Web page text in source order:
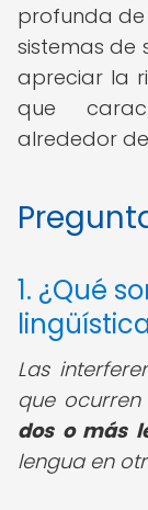
profunda de
sistemas de
apreciar la
que
alrededor
1. ¿Qué
Las
que
dos o más
lengua en